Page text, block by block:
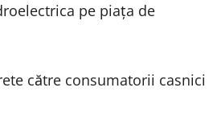
pe piața de
către consumatorii casnici